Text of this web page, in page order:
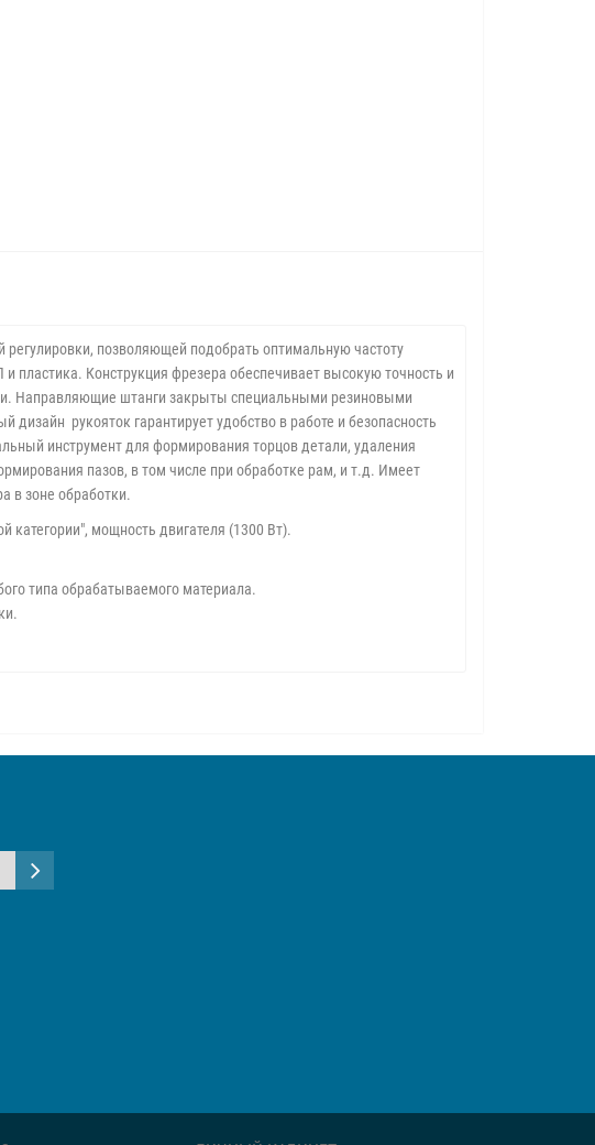
позволяющей подобрать оптимальную частоту
Конструкция фрезера обеспечивает высокую точность и
Направляющие штанги закрыты специальными резиновыми
рукояток гарантирует удобство в работе и безопасность
инструмент для формирования торцов детали, удаления
пазов, в том числе при обработке рам, и т.д. Имеет
в зоне обработки.
категории", мощность двигателя (1300 Вт).
типа обрабатываемого материала.